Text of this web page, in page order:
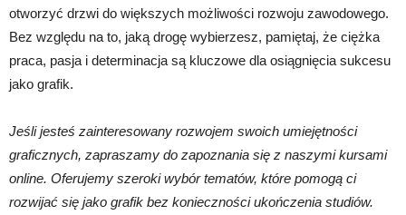
otworzyć drzwi do większych możliwości rozwoju zawodowego.
Bez względu na to, jaką drogę wybierzesz, pamiętaj, że ciężka
praca, pasja i determinacja są kluczowe dla osiągnięcia sukcesu
jako grafik.
Jeśli jesteś zainteresowany rozwojem swoich umiejętności
graficznych, zapraszamy do zapoznania się z naszymi kursami
online. Oferujemy szeroki wybór tematów, które pomogą ci
rozwijać się jako grafik bez konieczności ukończenia studiów.